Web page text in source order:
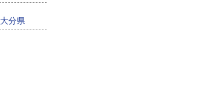
大分県